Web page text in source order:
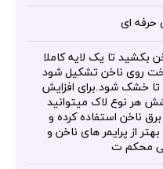
حرفه ای
بکشید تا یک لایه کاملا
روی ناخن تشکیل شود
خشک شود.برای افزایش
هر نوع لاک میتوانید
ناخن استفاده کرده و
از پرایمر های ناخن و
محکم ت